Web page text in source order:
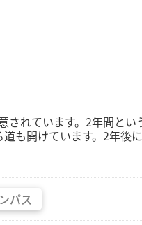
れています。2年間とい
も開けています。2年後
パス